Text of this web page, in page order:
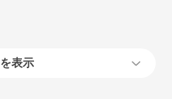
表示